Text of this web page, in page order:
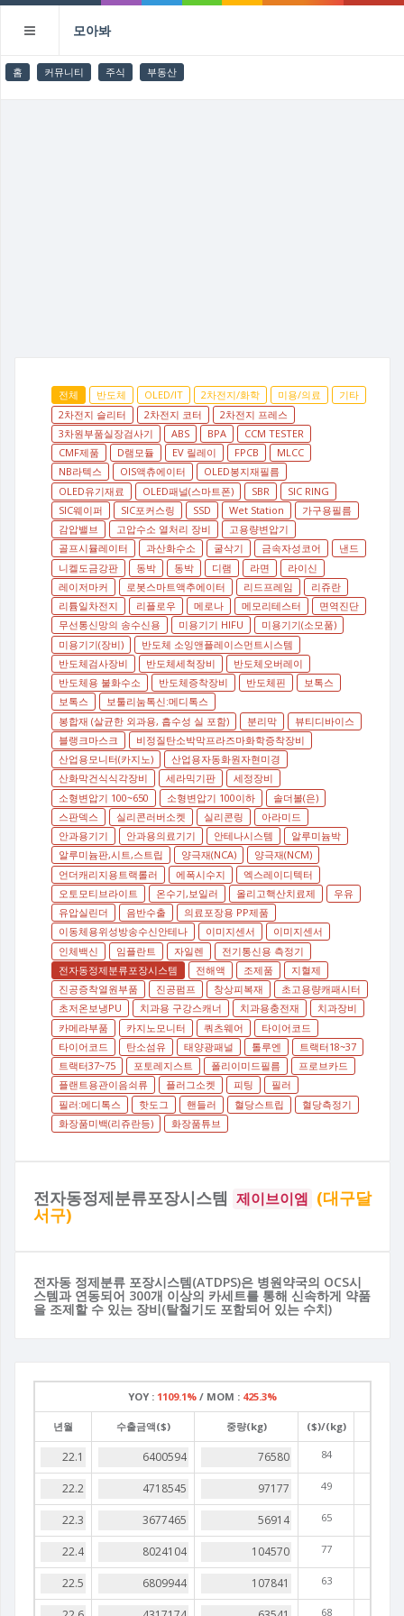
모아봐
홈 커뮤니티 주식 부동산
전체 반도체 OLED/IT 2차전지/화학 미용/의료
기타
2차전지 슬리터
2차전지 코터
2차전지 프레스
3차원부품실장검사기
ABS BPA
CCM TESTER
CMF제품
D램모듈 EV 릴레이 FPCB
MLCC
NB라텍스
OIS액츄에이터
OLED봉지재필름
OLED유기재료
OLED패널(스마트폰) SBR
SIC RING
SIC웨이퍼
SIC포커스링 SSD Wet Station
가구용필름
감압밸브
고압수소 열처리 장비
고용량변압기
골프시뮬레이터
과산화수소 굴삭기 금속자성코어
낸드
니켈도금강판
동박 동박 디램 라면
라이신
레이저마커
로봇스마트액추에이터 리드프레임
리쥬란
리튬일차전지
리플로우 메로나 메모리테스터
면역진단
무선통신망의 송수신용
미용기기 HIFU
미용기기(소모품)
미용기기(장비)
반도체 소잉앤플레이스먼트시스템
반도체검사장비
반도체세척장비
반도체오버레이
반도체용 불화수소
반도체증착장비 반도체핀
보톡스
보톡스
보툴리눔톡신:메디톡스
봉합재 (살균한 외과용, 흡수성 실 포함)
분리막
뷰티디바이스
블랭크마스크
비정질탄소박막프라즈마화학증착장비
산업용모니터(카지노)
산업용자동화원자현미경
산화막건식식각장비
세라믹기판
세정장비
소형변압기 100~650
소형변압기 100이하
솔더볼(은)
스판덱스
실리콘러버소켓 실리콘링
아라미드
안과용기기
안과용의료기기 안테나시스템
알루미늄박
알루미늄판,시트,스트립
양극재(NCA)
양극재(NCM)
언더캐리지용트랙롤러
에폭시수지
엑스레이디텍터
오토모티브라이트
온수기,보일러 올리고핵산치료제
우유
유압실린더
음반수출
의료포장용 PP제품
이동체용위성방송수신안테나
이미지센서
이미지센서
인체백신
임플란트 자일렌
전기통신용 측정기
전자동정제분류포장시스템
전해액 조제품
지혈제
진공증착열원부품
진공펌프 창상피복재
초고용량캐패시터
초저온보냉PU
치과용 구강스캐너 치과용충전재
치과장비
카메라부품
카지노모니터 쿼츠웨어
타이어코드
타이어코드
탄소섬유 태양광패널 톨루엔
트랙터18~37
트랙터37~75
포토레지스트 폴리이미드필름
프로브카드
플랜트용관이음쇠류
플러그소켓 피팅
필러
필러:메디톡스
핫도그 핸들러 혈당스트립
혈당측정기
화장품미백(리쥬란등)
화장품튜브
전자동정제분류포장시스템 제이브이엠 (대구달
서구)
전자동 정제분류 포장시스템(ATDPS)은 병원약국의 OCS시
스템과 연동되어 300개 이상의 카세트를 통해 신속하게 약품
을 조제할 수 있는 장비(탈철기도 포함되어 있는 수치)
YOY : 1109.1% / MOM : 425.3%
년월 수출금액($) 중량(kg) ($)/(kg)
84
49
65
77
63
68